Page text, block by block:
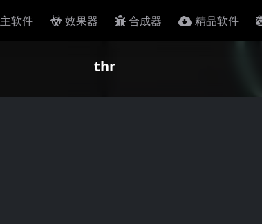
软件 效果器 合成器 精品软件
thr